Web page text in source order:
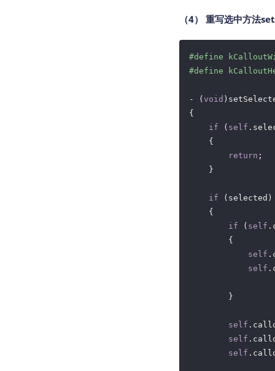
（4） 重写选中方法
#define
#define
- ( void
{
if ( self
    {
return ;
    }
if (selected)
    {
if ( self
        {
self
self
        }
self
self
self